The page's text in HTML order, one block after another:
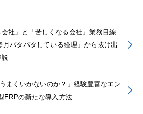
社」と「苦しくなる会社」業務目線
バタバタしている経理」から抜け出
まくいかないのか？」経験豊富なエン
ERPの新たな導入方法